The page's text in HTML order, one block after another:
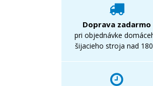
Doprava zadarmo
pri objednávke
šijacieho stroja nad